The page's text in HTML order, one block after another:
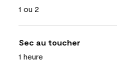
1 ou 2
Sec au toucher
1 heure